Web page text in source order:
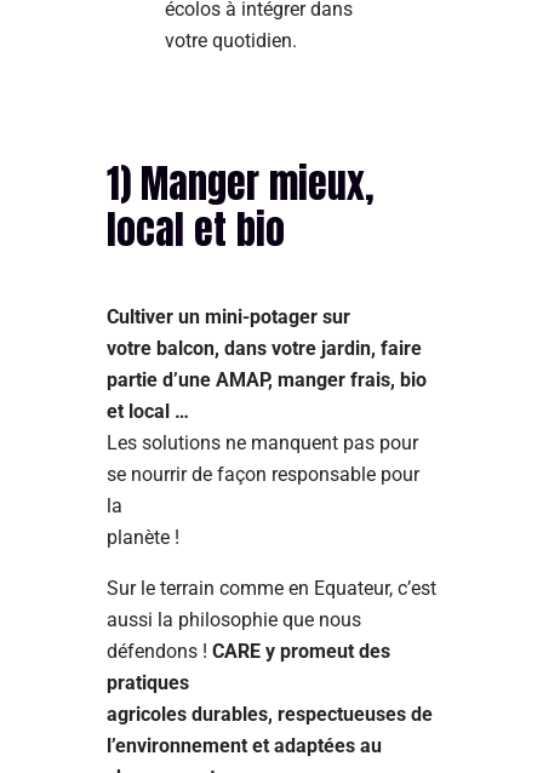
écolos à intégrer dans
votre quotidien.
1) Manger mieux,
local et bio
Cultiver un mini-potager sur
votre balcon, dans votre jardin, faire
partie d’une AMAP, manger frais, bio
et local …
Les solutions ne manquent pas pour
se nourrir de façon responsable pour
la
planète !
Sur le terrain comme en Equateur, c’est
aussi la philosophie que nous
défendons ! CARE y promeut des
pratiques
agricoles durables, respectueuses de
l’environnement et adaptées au